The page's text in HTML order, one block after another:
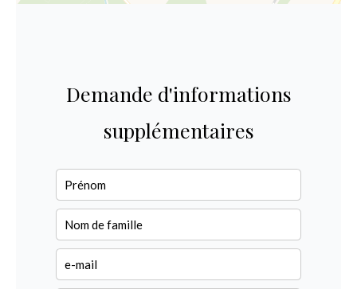
Demande d'informations
supplémentaires